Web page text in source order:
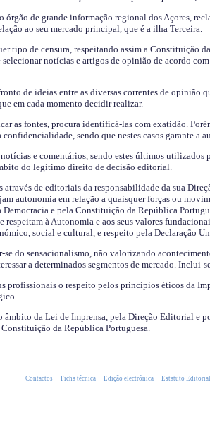
órgão de grande informação regional dos Açores,
ao seu mercado principal, que é a ilha Terceira.
tipo de censura, respeitando assim a Constituição
selecionar notícias e artigos de opinião de acordo
de ideias entre as diversas correntes de opinião
em cada momento decidir realizar.
as fontes, procura identificá-las com exatidão.
confidencialidade, sendo que nestes casos garante a
e comentários, sendo estes últimos utilizados
do legítimo direito de decisão editorial.
através de editoriais da responsabilidade da sua
autonomia em relação a quaisquer forças ou
e pela Constituição da República
respeitam à Autonomia e aos seus valores
social e cultural, e respeito pela Declaração
se do sensacionalismo, não valorizando
a determinados segmentos de mercado.
profissionais o respeito pelos princípios éticos da
âmbito da Lei de Imprensa, pela Direção Editorial e
da República Portuguesa.
Contactos Ficha técnica Edição electrónica Estatuto Editorial